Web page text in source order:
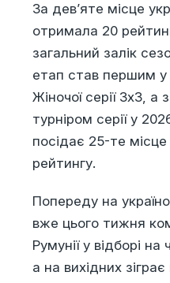
За дев’яте місце
отримала 20
загальний залік
етап став першим у
Жіночої серії 3х3,
турніром серії у
посідає 25-те
рейтингу.
Попереду на
вже цього тижня
Румунії у відборі
а на вихідних